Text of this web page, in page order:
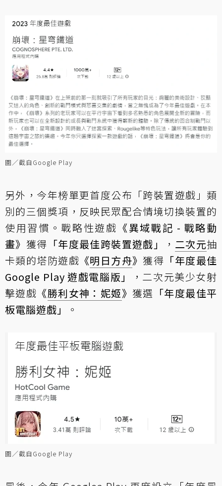
圖／截自Google Play
另外，今年榜單更首度公布「跨裝置遊戲」類
別的三個獎項，反映民眾配合情境切換裝置的
使用習慣。戰略性遊戲 《異域戰記 - 戰略動
畫》 獲得 「年度最佳跨裝置遊戲」 ， 二次元抽
卡類的塔防遊戲 《明日方舟》 獲得 「年度最佳
Google Play 遊戲電腦版」
，二次元美少女射
擊遊戲 《勝利女神：妮姬》 獲選 「年度最佳平
板電腦遊戲」
。
圖／截自Google Play